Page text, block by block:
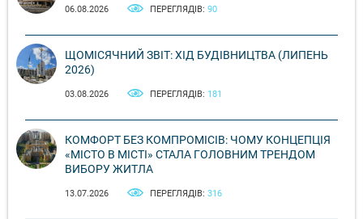
06.08.2026 ПЕРЕГЛЯДІВ: 90
ЩОМІСЯЧНИЙ ЗВІТ: ХІД БУДІВНИЦТВА (ЛИПЕНЬ
2026)
03.08.2026 ПЕРЕГЛЯДІВ: 181
КОМФОРТ БЕЗ КОМПРОМІСІВ: ЧОМУ КОНЦЕПЦІЯ
«МІСТО В МІСТІ» СТАЛА ГОЛОВНИМ ТРЕНДОМ
ВИБОРУ ЖИТЛА
13.07.2026 ПЕРЕГЛЯДІВ: 316